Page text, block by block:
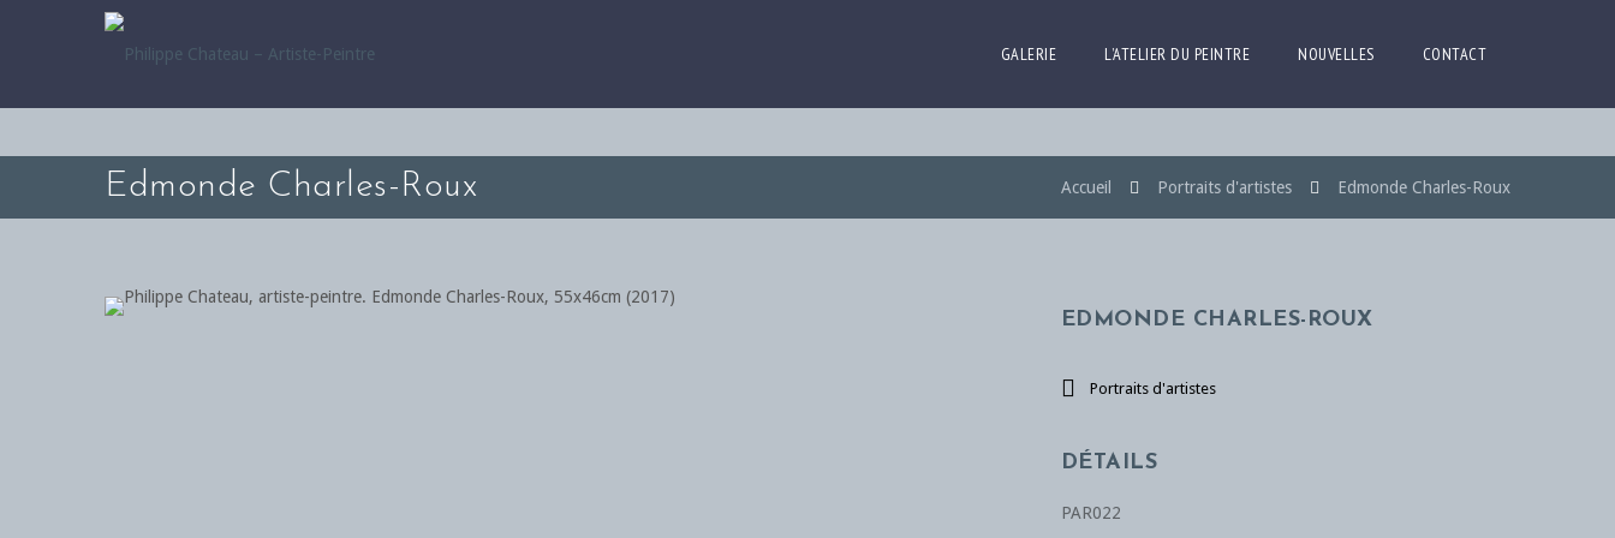
GALERIE L’ATELIER DU PEINTRE NOUVELLES CONTACT
Edmonde Charles-Roux Accueil Portraits d'artistes Edmonde Charles-Roux
EDMONDE CHARLES-ROUX
Portraits d'artistes
DÉTAILS
PAR022